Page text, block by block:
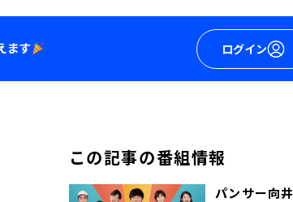
ログイン
この記事の番組情報
パンサー向